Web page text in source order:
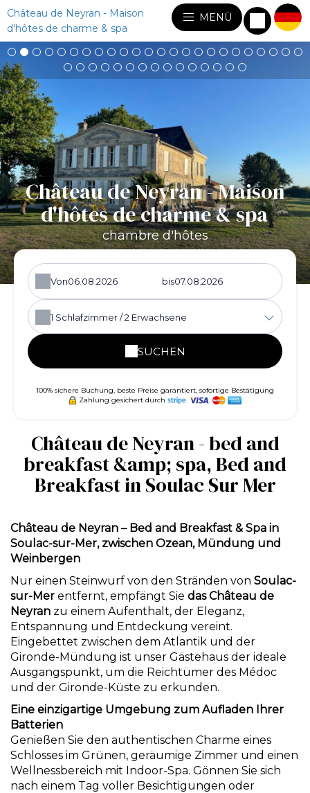
Château de Neyran - Maison
d'hôtes de charme & spa
MENÜ
Château de Neyran - Maison
d'hôtes de charme & spa
chambre d'hôtes
Von bis
1 Schlafzimmer /2 Erwachsene
SUCHEN
100% sichere Buchung, beste Preise garantiert, sofortige Bestätigung
Zahlung gesichert durch
Château de Neyran - bed and
breakfast &amp; spa, Bed and
Breakfast in Soulac Sur Mer
Château de Neyran – Bed and Breakfast & Spa in
Soulac-sur-Mer, zwischen Ozean, Mündung und
Weinbergen
Nur einen Steinwurf von den Stränden von Soulac-
sur-Mer entfernt, empfängt Sie das Château de
Neyran zu einem Aufenthalt, der Eleganz,
Entspannung und Entdeckung vereint.
Eingebettet zwischen dem Atlantik und der
Gironde-Mündung ist unser Gästehaus der ideale
Ausgangspunkt, um die Reichtümer des Médoc
und der Gironde-Küste zu erkunden.
Eine einzigartige Umgebung zum Aufladen Ihrer
Batterien
Genießen Sie den authentischen Charme eines
Schlosses im Grünen, geräumige Zimmer und einen
Wellnessbereich mit Indoor-Spa. Gönnen Sie sich
nach einem Tag voller Besichtigungen oder